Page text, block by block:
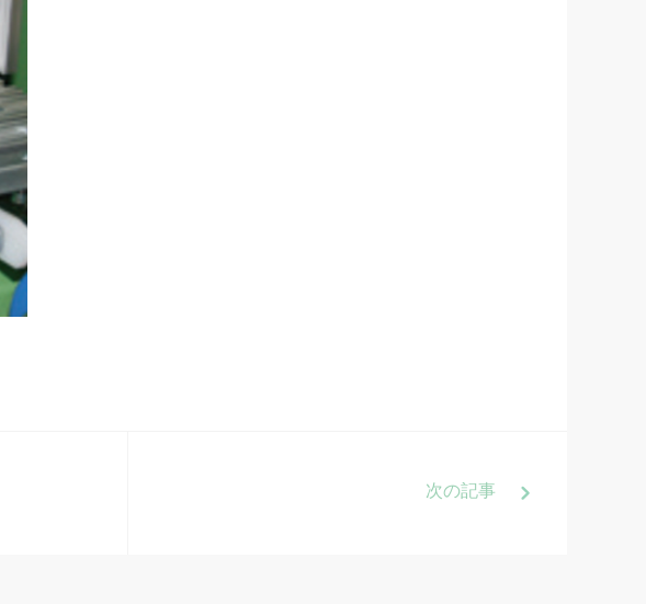
次の記事